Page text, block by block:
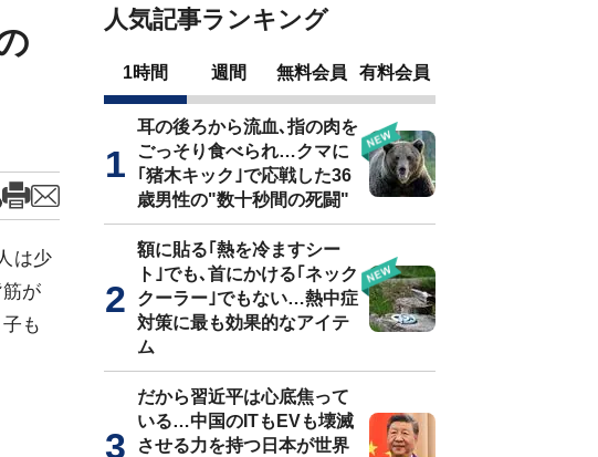
は少
が
も
人気記事ランキング
1時間 週間 無料会員 有料会員
耳の後ろから流血､指の肉を
ごっそり食べられ…クマに
｢猪木キック｣で応戦した36
歳男性の"数十秒間の死闘"
額に貼る｢熱を冷ますシー
ト｣でも､首にかける｢ネック
クーラー｣でもない…熱中症
対策に最も効果的なアイテ
ム
だから習近平は心底焦って
いる…中国のITもEVも壊滅
させる力を持つ日本が世界